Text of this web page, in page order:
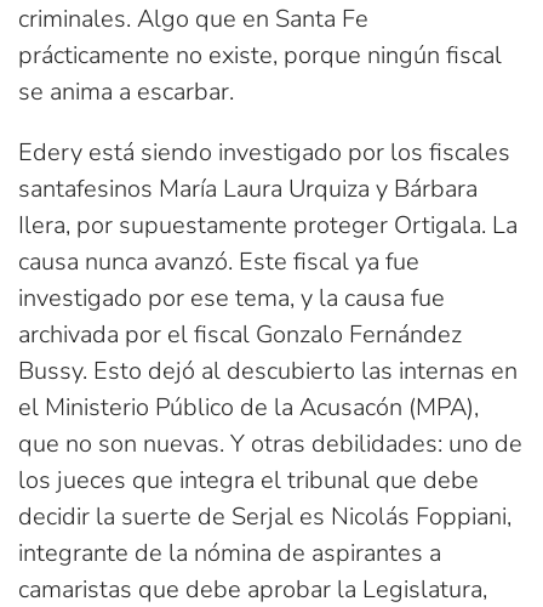
criminales. Algo que en Santa Fe
prácticamente no existe, porque ningún fiscal
se anima a escarbar.
Edery está siendo investigado por los fiscales
santafesinos María Laura Urquiza y Bárbara
Ilera, por supuestamente proteger Ortigala. La
causa nunca avanzó. Este fiscal ya fue
investigado por ese tema, y la causa fue
archivada por el fiscal Gonzalo Fernández
Bussy. Esto dejó al descubierto las internas en
el Ministerio Público de la Acusacón (MPA),
que no son nuevas. Y otras debilidades: uno de
los jueces que integra el tribunal que debe
decidir la suerte de Serjal es Nicolás Foppiani,
integrante de la nómina de aspirantes a
camaristas que debe aprobar la Legislatura,